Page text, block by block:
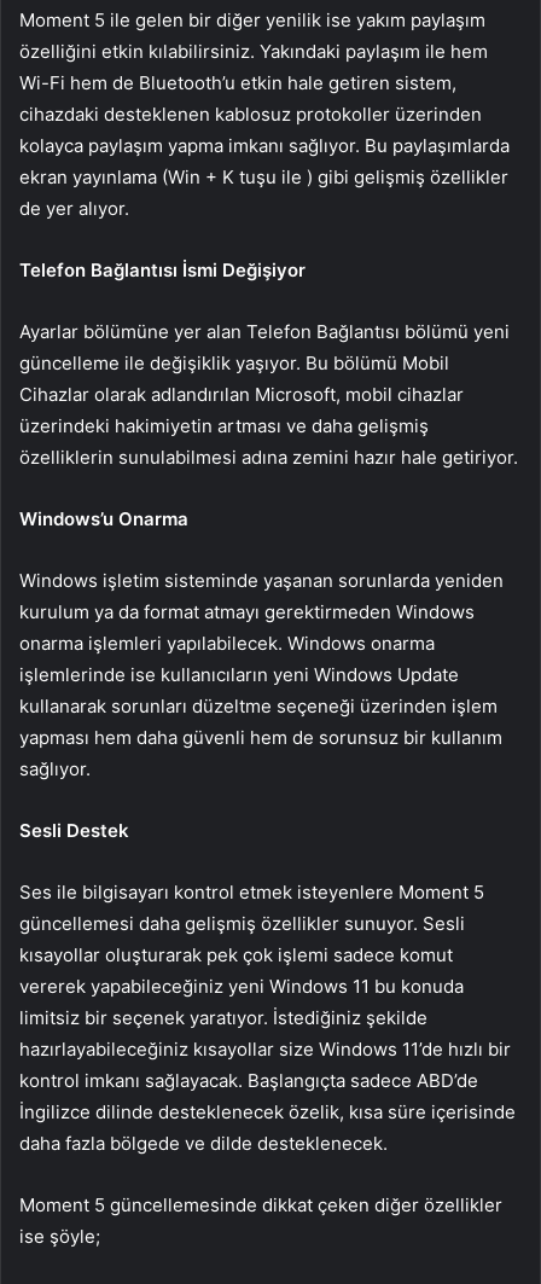
Moment 5 ile gelen bir diğer yenilik ise yakım paylaşım
özelliğini etkin kılabilirsiniz. Yakındaki paylaşım ile hem
Wi-Fi hem de Bluetooth’u etkin hale getiren sistem,
cihazdaki desteklenen kablosuz protokoller üzerinden
kolayca paylaşım yapma imkanı sağlıyor. Bu paylaşımlarda
ekran yayınlama (Win + K tuşu ile ) gibi gelişmiş özellikler
de yer alıyor.
Telefon Bağlantısı İsmi Değişiyor
Ayarlar bölümüne yer alan Telefon Bağlantısı bölümü yeni
güncelleme ile değişiklik yaşıyor. Bu bölümü Mobil
Cihazlar olarak adlandırılan Microsoft, mobil cihazlar
üzerindeki hakimiyetin artması ve daha gelişmiş
özelliklerin sunulabilmesi adına zemini hazır hale getiriyor.
Windows’u Onarma
Windows işletim sisteminde yaşanan sorunlarda yeniden
kurulum ya da format atmayı gerektirmeden Windows
onarma işlemleri yapılabilecek. Windows onarma
işlemlerinde ise kullanıcıların yeni Windows Update
kullanarak sorunları düzeltme seçeneği üzerinden işlem
yapması hem daha güvenli hem de sorunsuz bir kullanım
sağlıyor.
Sesli Destek
Ses ile bilgisayarı kontrol etmek isteyenlere Moment 5
güncellemesi daha gelişmiş özellikler sunuyor. Sesli
kısayollar oluşturarak pek çok işlemi sadece komut
vererek yapabileceğiniz yeni Windows 11 bu konuda
limitsiz bir seçenek yaratıyor. İstediğiniz şekilde
hazırlayabileceğiniz kısayollar size Windows 11’de hızlı bir
kontrol imkanı sağlayacak. Başlangıçta sadece ABD’de
İngilizce dilinde desteklenecek özelik, kısa süre içerisinde
daha fazla bölgede ve dilde desteklenecek.
Moment 5 güncellemesinde dikkat çeken diğer özellikler
ise şöyle;